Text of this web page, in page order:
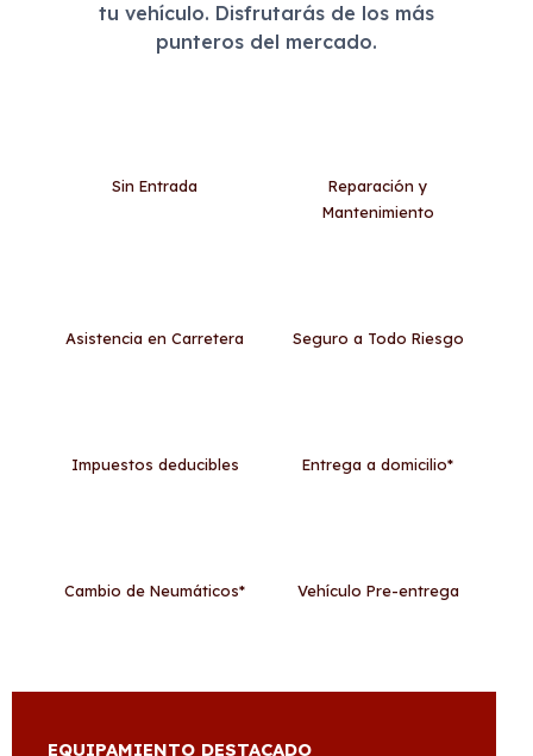
tu vehículo. Disfrutarás de los más
punteros del mercado.
Sin Entrada
Reparación y
Mantenimiento
Asistencia en Carretera Seguro a Todo Riesgo
Impuestos deducibles Entrega a domicilio*
Cambio de Neumáticos* Vehículo Pre-entrega
EQUIPAMIENTO DESTACADO